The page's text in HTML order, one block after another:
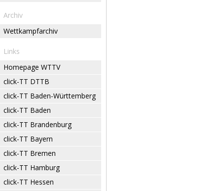
Archiv
Wettkampfarchiv
Links
Homepage WTTV
click-TT DTTB
click-TT Baden-Württemberg
click-TT Baden
click-TT Brandenburg
click-TT Bayern
click-TT Bremen
click-TT Hamburg
click-TT Hessen